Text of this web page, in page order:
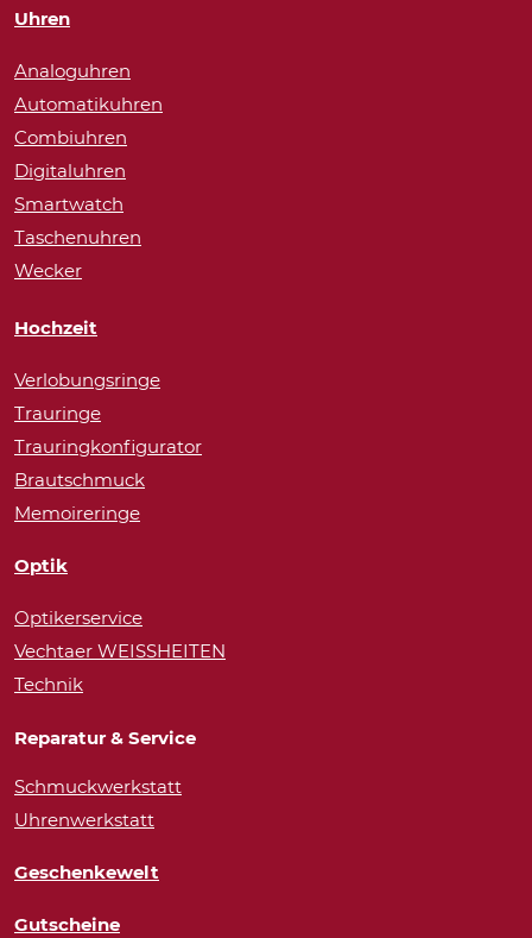
Uhren
Analoguhren
Automatikuhren
Combiuhren
Digitaluhren
Smartwatch
Taschenuhren
Wecker
Hochzeit
Verlobungsringe
Trauringe
Trauringkonfigurator
Brautschmuck
Memoireringe
Optik
Optikerservice
Vechtaer WEISSHEITEN
Technik
Reparatur & Service
Schmuckwerkstatt
Uhrenwerkstatt
Geschenkewelt
Gutscheine